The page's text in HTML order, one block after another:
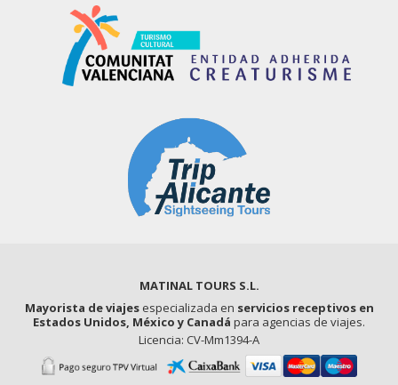
MATINAL TOURS S.L.
Mayorista de viajesespecializada en servicios receptivos en
Estados Unidos, México y Canadá para agencias de viajes.
Licencia: CV-Mm1394-A